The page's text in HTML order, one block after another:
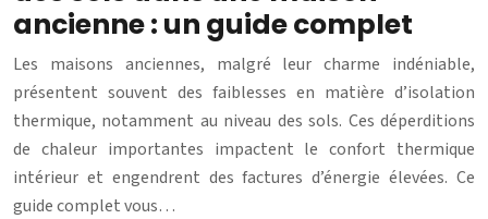
ancienne : un guide complet
Les maisons anciennes, malgré leur charme indéniable,
présentent souvent des faiblesses en matière d’isolation
thermique, notamment au niveau des sols. Ces déperditions
de chaleur importantes impactent le confort thermique
intérieur et engendrent des factures d’énergie élevées. Ce
guide complet vous…